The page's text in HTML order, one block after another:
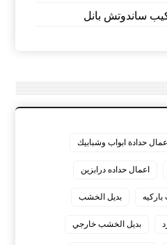
ساندوتش بانل
اعمال حدادة ابواب وشبابيك
اعمال حداده درابزين
بديل الخشب
بديل الخشب خارجي